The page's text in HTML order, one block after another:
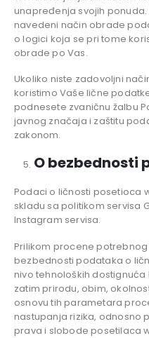
unapređenja svojih
navedeni način obrade
o logici koja se pri tome
obrade po Vas.
Ukoliko niste zadovoljni
koristimo Vaše lične
podnesete zvaničnu žalbu
javnog značaja i zaštitu
zakonom.
O bezbednosti
Podaci o ličnosti posetioca
skladu sa politikom servisa
Instagram servisa.
Prilikom procene
bezbednosti podataka o
nivo tehnoloških
zatim prirodu, obim,
osnovu tih parametara
nastupanja rizika, odnosno
prava i slobode posetilaca